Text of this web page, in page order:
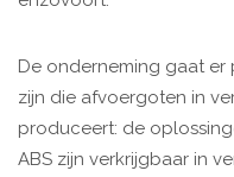
De onderneming gaat
zijn die afvoergoten in
produceert: de
ABS zijn verkrijgbaar in